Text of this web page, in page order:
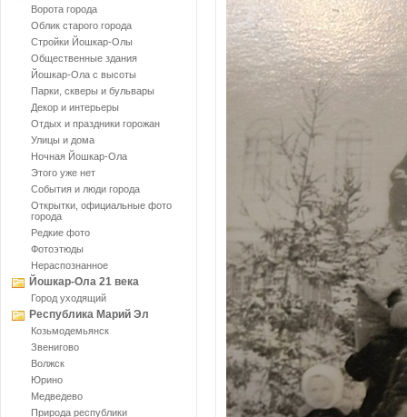
Ворота города
Облик старого города
Стройки Йошкар-Олы
Общественные здания
Йошкар-Ола с высоты
Парки, скверы и бульвары
Декор и интерьеры
Отдых и праздники горожан
Улицы и дома
Ночная Йошкар-Ола
Этого уже нет
События и люди города
Открытки, официальные фото
города
Редкие фото
Фотоэтюды
Нераспознанное
Йошкар-Ола 21 века
Город уходящий
Республика Марий Эл
Козьмодемьянск
Звенигово
Волжск
Юрино
Медведево
Природа республики